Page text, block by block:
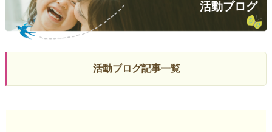
活動ブログ
活動ブログ記事一覧